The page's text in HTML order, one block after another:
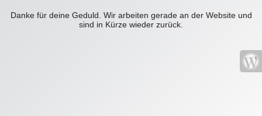
Danke für deine Geduld. Wir arbeiten gerade an der Website und
sind in Kürze wieder zurück.